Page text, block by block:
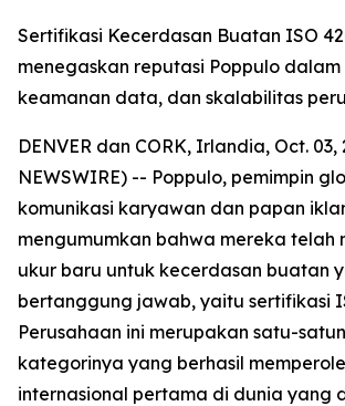
Sertifikasi Kecerdasan Buatan ISO
menegaskan reputasi Poppulo
keamanan data, dan skalabilitas
DENVER dan CORK, Irlandia, Oct. 03,
NEWSWIRE) -- Poppulo, pemimpin
komunikasi karyawan dan papan
mengumumkan bahwa mereka telah
ukur baru untuk kecerdasan buatan
bertanggung jawab, yaitu sertifikasi
Perusahaan ini merupakan satu-
kategorinya yang berhasil
internasional pertama di dunia yang